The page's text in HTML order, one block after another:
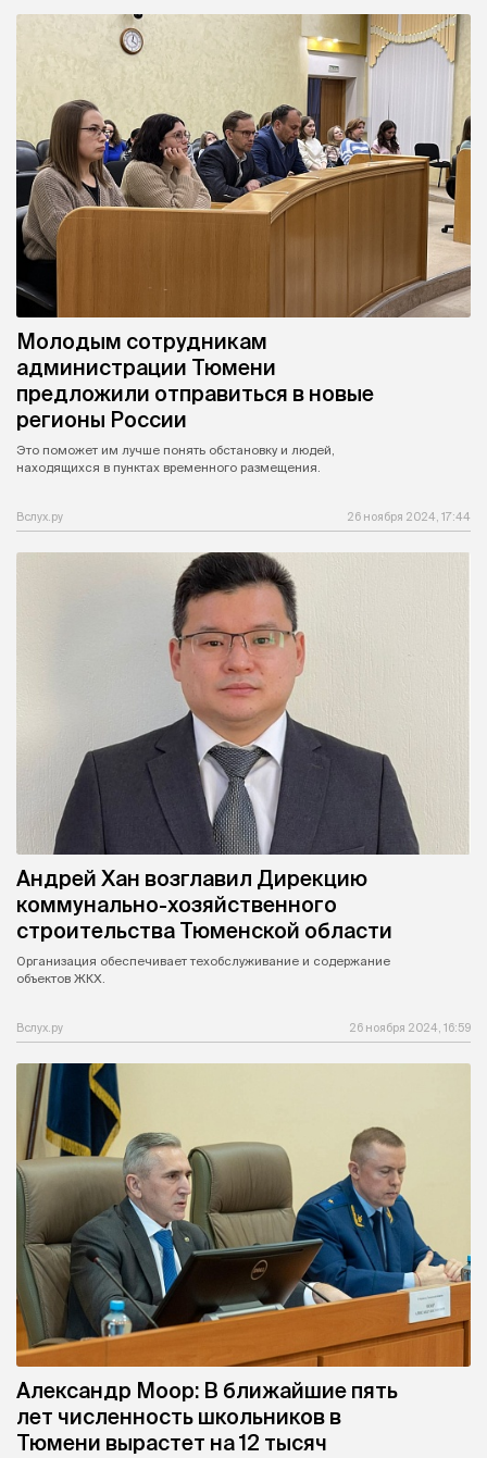
Молодым сотрудникам
администрации Тюмени
предложили отправиться в новые
регионы России
Это поможет им лучше понять обстановку и людей,
находящихся в пунктах временного размещения.
Вслух.ру 26 ноября 2024, 17:44
Андрей Хан возглавил Дирекцию
коммунально-хозяйственного
строительства Тюменской области
Организация обеспечивает техобслуживание и содержание
объектов ЖКХ.
Вслух.ру 26 ноября 2024, 16:59
Александр Моор: В ближайшие пять
лет численность школьников в
Тюмени вырастет на 12 тысяч